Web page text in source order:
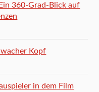
360-Grad-Blick auf
Kopf
in dem Film